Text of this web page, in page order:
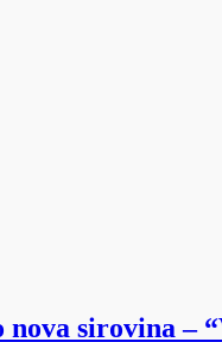
nova sirovina –